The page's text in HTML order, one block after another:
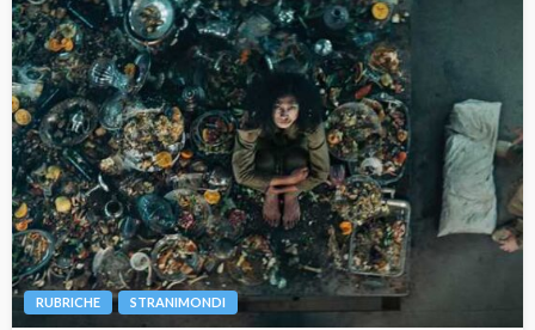
RUBRICHE STRANIMONDI